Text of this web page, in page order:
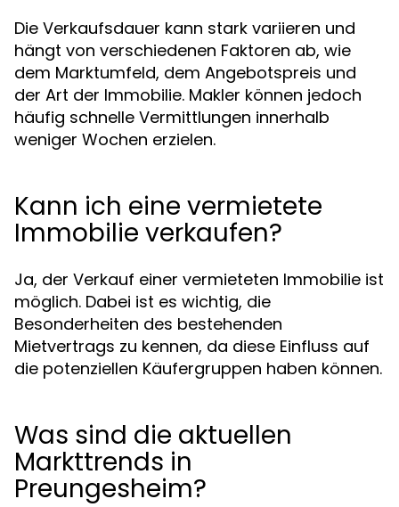
Die Verkaufsdauer kann stark variieren und
hängt von verschiedenen Faktoren ab, wie
dem Marktumfeld, dem Angebotspreis und
der Art der Immobilie. Makler können jedoch
häufig schnelle Vermittlungen innerhalb
weniger Wochen erzielen.
Kann ich eine vermietete
Immobilie verkaufen?
Ja, der Verkauf einer vermieteten Immobilie ist
möglich. Dabei ist es wichtig, die
Besonderheiten des bestehenden
Mietvertrags zu kennen, da diese Einfluss auf
die potenziellen Käufergruppen haben können.
Was sind die aktuellen
Markttrends in
Preungesheim?